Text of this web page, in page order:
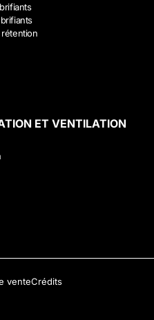
ET VENTILATION
venteCrédits